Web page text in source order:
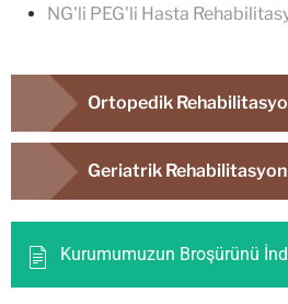
NG'li PEG'li Hasta
Ortopedik
Geriatrik Rehabilitasyon
Kurumumuzun Broşürünü